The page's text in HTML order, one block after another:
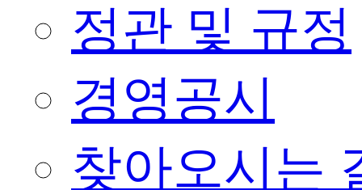
정관 및 규정
경영공시
찾아오시는